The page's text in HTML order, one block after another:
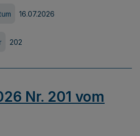
16.07.2026
202
Nr. 201 vom